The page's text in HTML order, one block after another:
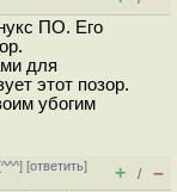
ПО. Его
для
этот позор.
убогим
^^^] [ответить]
+ / –